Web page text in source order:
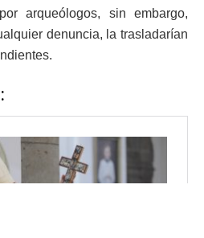
arqueólogos, sin embargo,
denuncia, la trasladarían